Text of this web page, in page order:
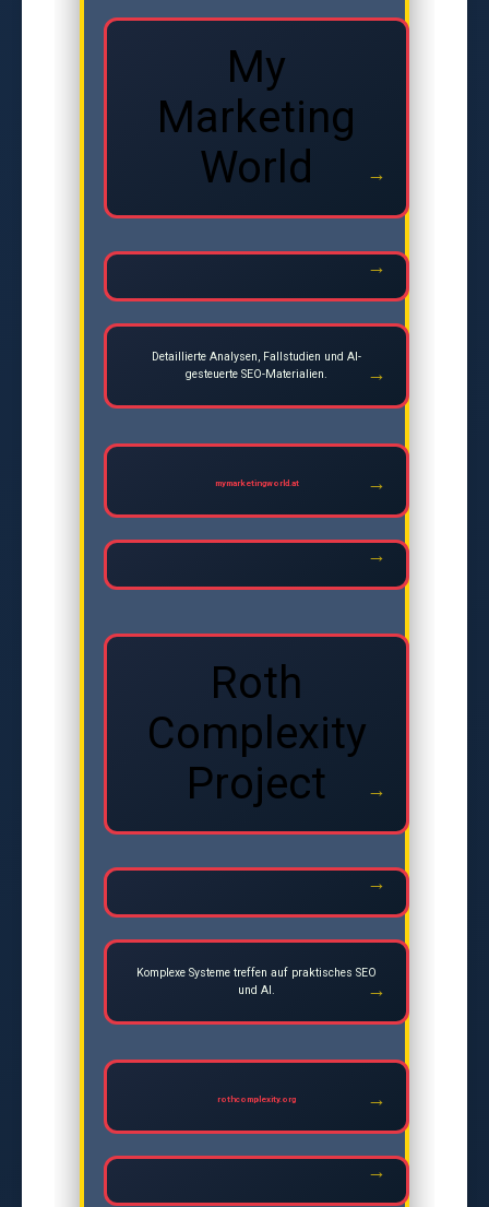
My
Marketing
World
Detaillierte Analysen, Fallstudien und AI-
gesteuerte SEO-Materialien.
mymarketingworld.at
Roth
Complexity
Project
Komplexe Systeme treffen auf praktisches SEO
und AI.
rothcomplexity.org